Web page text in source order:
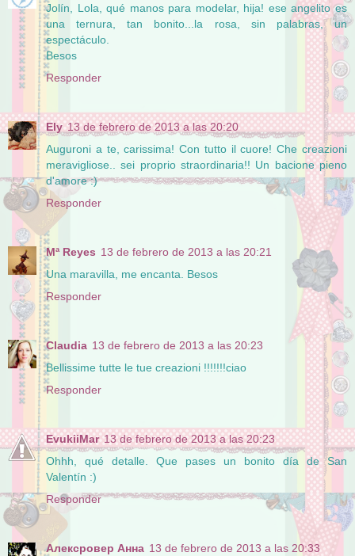
Jolín, Lola, qué manos para modelar, hija! ese angelito es
una ternura, tan bonito...la rosa, sin palabras, un
espectáculo.
Besos
Responder
Ely 13 de febrero de 2013 a las 20:20
Auguroni a te, carissima! Con tutto il cuore! Che creazioni
meravigliose.. sei proprio straordinaria!! Un bacione pieno
d'amore :)
Responder
Mª Reyes 13 de febrero de 2013 a las 20:21
Una maravilla, me encanta. Besos
Responder
Claudia 13 de febrero de 2013 a las 20:23
Bellissime tutte le tue creazioni !!!!!!!ciao
Responder
EvukiiMar 13 de febrero de 2013 a las 20:23
Ohhh, qué detalle. Que pases un bonito día de San
Valentín :)
Responder
Алексровер Анна 13 de febrero de 2013 a las 20:33